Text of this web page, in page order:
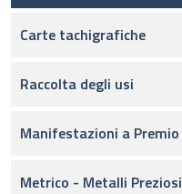
Carte tachigrafiche
Raccolta degli usi
Manifestazioni a Premio
Metrico - Metalli Preziosi